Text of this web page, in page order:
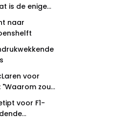
is de enige
naar
voor
zou
voor F1-